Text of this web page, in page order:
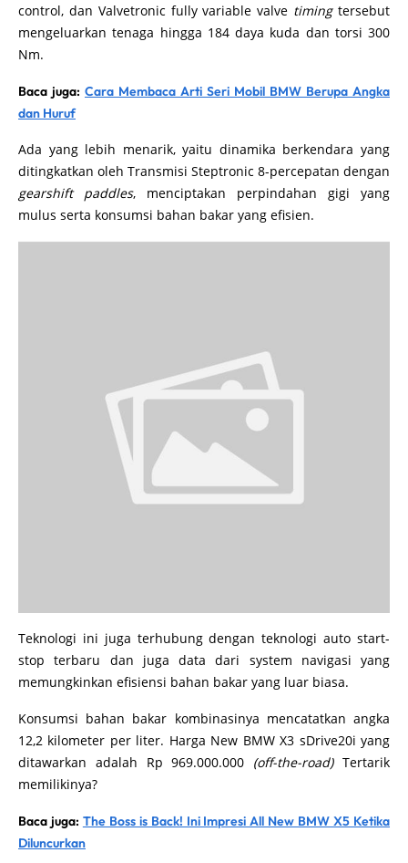
control, dan Valvetronic fully variable valve timingtersebut
mengeluarkan tenaga hingga 184 daya kuda dan torsi 300
Nm.
Baca juga: Cara Membaca Arti Seri Mobil BMW Berupa Angka
dan Huruf
Ada yang lebih menarik, yaitu dinamika berkendara yang
ditingkatkan oleh Transmisi Steptronic 8-percepatan dengan
gearshift paddles, menciptakan perpindahan gigi yang
mulus serta konsumsi bahan bakar yang efisien.
Teknologi ini juga terhubung dengan teknologi auto start-
stop terbaru dan juga data dari system navigasi yang
memungkinkan efisiensi bahan bakar yang luar biasa.
Konsumsi bahan bakar kombinasinya mencatatkan angka
12,2 kilometer per liter. Harga New BMW X3 sDrive20i yang
ditawarkan adalah Rp 969.000.000 (off-the-road)Tertarik
memilikinya?
Baca juga: The Boss is Back! Ini Impresi All New BMW X5 Ketika
Diluncurkan